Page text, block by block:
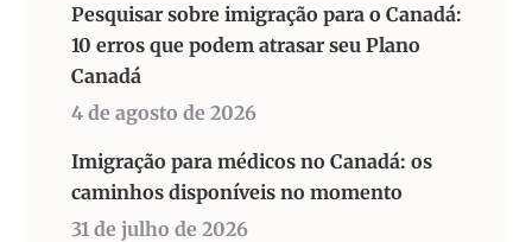
Pesquisar sobre imigração para o Canadá:
10 erros que podem atrasar seu Plano
Canadá
4 de agosto de 2026
Imigração para médicos no Canadá: os
caminhos disponíveis no momento
31 de julho de 2026